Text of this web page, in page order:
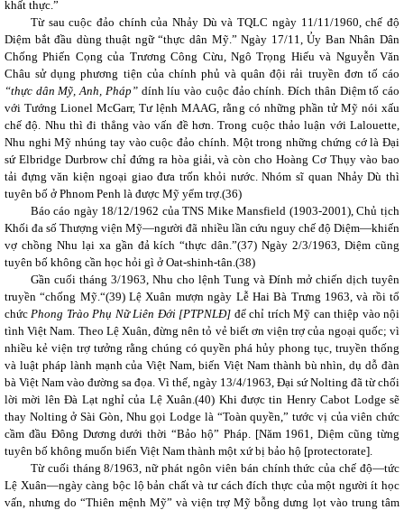
khất thực.”
Từ sau cuộc đảo chính của Nhảy Dù và TQLC ngày 11/11/1960, chế độ
Diệm bắt đầu dùng thuật ngữ “thực dân Mỹ.” Ngày 17/11, Ủy Ban Nhân Dân
Chống Phiến Cọng của Trương Công Cừu, Ngô Trọng Hiếu và Nguyễn Văn
Châu sử dụng phương tiện của chính phủ và quân đội rải truyền đơn tố cáo
“thực dân Mỹ, Anh, Pháp”dính líu vào cuộc đảo chính. Đích thân Diệm tố cáo
với Tướng Lionel McGarr, Tư lệnh MAAG, rằng có những phần tử Mỹ nói xấu
chế độ. Nhu thì đi thẳng vào vấn đề hơn. Trong cuộc thảo luận với Lalouette,
Nhu nghi Mỹ nhúng tay vào cuộc đảo chính. Một trong những chứng cớ là Đại
sứ Elbridge Durbrow chỉ đứng ra hòa giải, và còn cho Hoàng Cơ Thụy vào bao
tải đựng văn kiện ngoại giao đưa trốn khỏi nước. Nhóm sĩ quan Nhảy Dù thì
tuyên bố ở Phnom Penh là được Mỹ yểm trợ.(36)
Báo cáo ngày 18/12/1962 của TNS Mike Mansfield (1903-2001), Chủ tịch
Khối đa số Thượng viện Mỹ—người đã nhiều lần cứu nguy chế độ Diệm—khiến
vợ chồng Nhu lại xa gần đả kích “thực dân.”(37) Ngày 2/3/1963, Diệm cũng
tuyên bố không cần học hỏi gì ở Oat-shinh-tân.(38)
Gần cuối tháng 3/1963, Nhu cho lệnh Tung và Đính mở chiến dịch tuyên
truyền “chống Mỹ.“(39)Lệ Xuân mượn ngày Lễ Hai Bà Trưng 1963, và rồi tổ
chứcPhong Trào Phụ Nữ Liên Đới [PTPNLĐ] để chỉ trích Mỹ can thiệp vào nội
tình Việt Nam. Theo Lệ Xuân, đừng nên tỏ vẻ biết ơn viện trợ của ngoại quốc; vì
nhiều kẻ viện trợ tưởng rằng chúng có quyền phá hủy phong tục, truyền thống
và luật pháp lành mạnh của Việt Nam, biến Việt Nam thành bù nhìn, dụ dỗ đàn
bà Việt Nam vào đường sa đọa. Vì thế, ngày 13/4/1963, Đại sứ Nolting đã từ chối
lời mời lên Đà Lạt nghỉ của Lệ Xuân.(40) Khi được tin Henry Cabot Lodge sẽ
thay Nolting ở Sài Gòn, Nhu gọi Lodge là “Toàn quyền,” tước vị của viên chức
cầm đầu Đông Dương dưới thời “Bảo hộ” Pháp. [Năm 1961, Diệm cũng từng
tuyên bố không muốn biến Việt Nam thành một xứ bị bảo hộ [protectorate].
Từ cuối tháng 8/1963, nữ phát ngôn viên bán chính thức của chế độ—tức
Lệ Xuân—ngày càng bộc lộ bản chất và tư cách đích thực của một người ít học
vấn, nhưng do “Thiên mệnh Mỹ” và viện trợ Mỹ bỗng dưng lọt vào trung tâm